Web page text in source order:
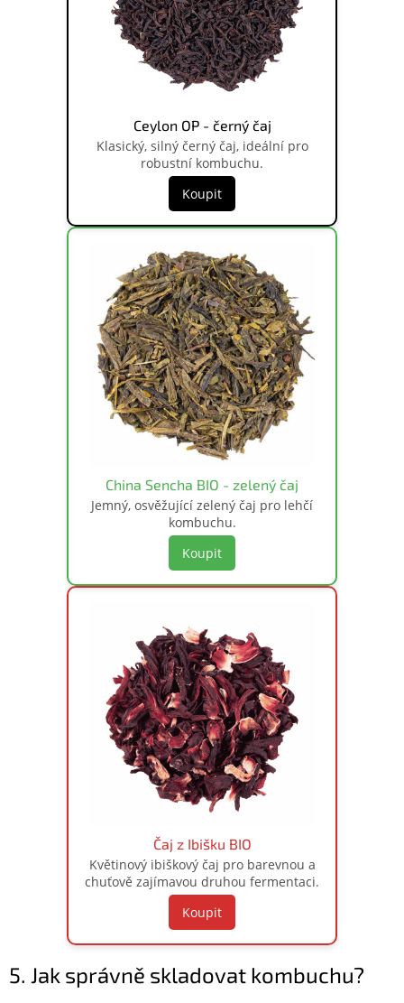
Ceylon OP - černý čaj
Klasický, silný černý čaj, ideální pro
robustní kombuchu.
Koupit
China Sencha BIO - zelený čaj
Jemný, osvěžující zelený čaj pro lehčí
kombuchu.
Koupit
Čaj z Ibišku BIO
Květinový ibiškový čaj pro barevnou a
chuťově zajímavou druhou fermentaci.
Koupit
5. Jak správně skladovat kombuchu?